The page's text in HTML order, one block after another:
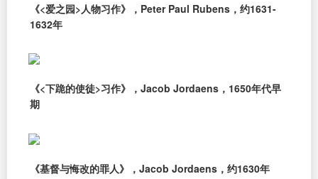
《<爱之园>人物习作》，Peter Paul Rubens，约1631-
1632年
《<下跪的使徒>习作》，Jacob Jordaens，1650年代早
期
《基督与悔改的罪人》，Jacob Jordaens，约1630年